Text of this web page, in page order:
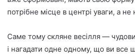
потрібне місце в центрі уваги, а не
Саме тому скляне весілля —
і нагадати одне одному, що ви все